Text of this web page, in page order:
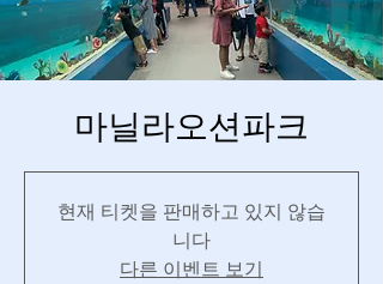
마닐라오션파크
현재 티켓을 판매하고 있지 않습
니다
다른 이벤트 보기